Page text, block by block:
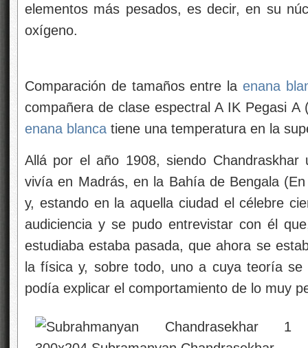
elementos más pesados, es decir, en su
oxígeno.
Comparación de tamaños entre la enana
compañera de clase espectral A IK Pegasi
enana blanca tiene una temperatura en la
Allá por el año 1908, siendo
vivía en Madrás, en la Bahía de Bengala
y, estando en la aquella ciudad el célebre
audiciencia y se pudo entrevistar con él
estudiaba estaba pasada, que ahora se
la física y, sobre todo, uno a cuya teoría se
podía explicar el comportamiento de lo muy